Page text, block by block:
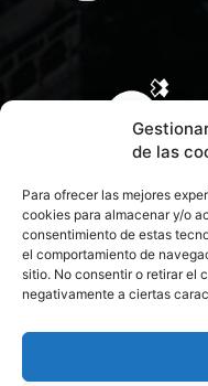
de las
Para ofrecer las mejores
cookies para almacenar y/o
consentimiento de estas
el comportamiento de
sitio. No consentir o retirar el
negativamente a ciertas
CONTACTA CON